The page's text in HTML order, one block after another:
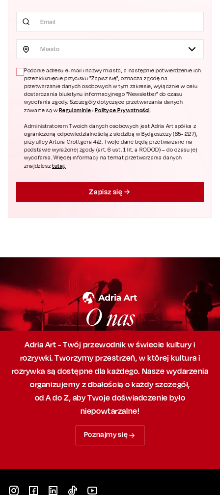
Miasto
Podanie adresu e-mail i nazwy miasta, a następnie potwierdzenie ich
przez kliknięcie przycisku "Zapisz się", oznacza zgodę na
przetwarzanie danych osobowych w tym zakresie, wyłącznie w celu
dostarczania biuletynu informacyjnego "Newsletter" do czasu
wycofania zgody. Szczegóły dotyczące przetwarzania danych
zawarte są wRegulaminie i Polityce Prywatności.
Administratorem Twoich danych osobowych jest Adria Art spółka z
ograniczoną odpowiedzialnością z siedzibą w Bydgoszczy (85- 227),
przy ulicy Artura Grottgera 4/2. Twoje dane będą przetwarzane na
podstawie wyrażonej zgody (art. 6 ust. 1 lit. a RODOD) – do czasu jej
wycofania. Więcej informacji na temat przetwarzania danych
znajdziesztutaj.
Zapisz się
O nas
Adria Art - Twój przewodnik w świecie kultury i
rozrywki. Tworzymy przestrzeń,w której kultura i
rozrywka są dostępne dla każdego. Nasze wydarzenia
organizujemy z dbałością o każdy szczegół,
od A do Z, abyTwoje doświadczenie było
niepowtarzalne!
Poznajmy się